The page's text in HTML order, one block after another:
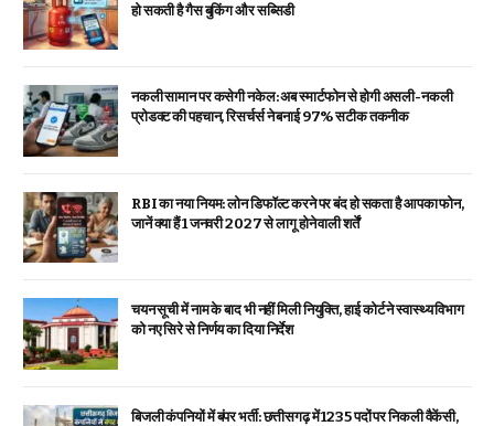
हो सकती है गैस बुकिंग और सब्सिडी
नकली सामान पर कसेगी नकेल: अब स्मार्टफोन से होगी असली-नकली
प्रोडक्ट की पहचान, रिसर्चर्स ने बनाई 97% सटीक तकनीक
RBI का नया नियम: लोन डिफॉल्ट करने पर बंद हो सकता है आपका फोन,
जानें क्या हैं 1 जनवरी 2027 से लागू होने वाली शर्तें
चयन सूची में नाम के बाद भी नहीं मिली नियुक्ति, हाई कोर्ट ने स्वास्थ्य विभाग
को नए सिरे से निर्णय का दिया निर्देश
बिजली कंपनियों में बंपर भर्ती: छत्तीसगढ़ में 1235 पदों पर निकली वैकेंसी,